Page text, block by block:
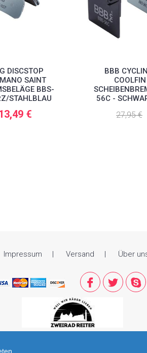
DISCSTOP
SAINT
BBS-
STAHLBLAU
€
BBB
56C -
27,95 €
Impressum Versand Über